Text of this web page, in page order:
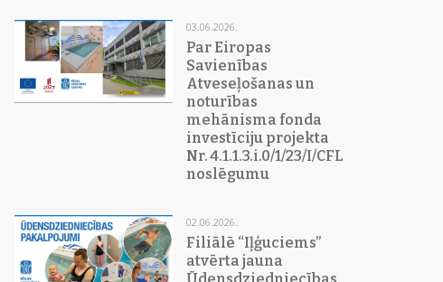
03.06.2026.
Par Eiropas
Savienības
Atveseļošanas un
noturības
mehānisma fonda
investīciju projekta
Nr. 4.1.1.3.i.0/1/23/I/CFLA/015
noslēgumu
02.06.2026.
Filiālē “Iļģuciems”
atvērta jauna